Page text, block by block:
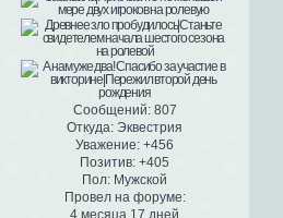
Сообщений:807
Откуда: Эквестрия
Уважение: +456
Позитив: +405
Пол: Мужской
Провел на форуме:
4 месяца 17 дней